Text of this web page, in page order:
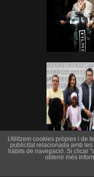
Utilitzem cookies pròpies i de
publicitat relacionada amb
hàbits de navegació. Si clicar
obtenir més